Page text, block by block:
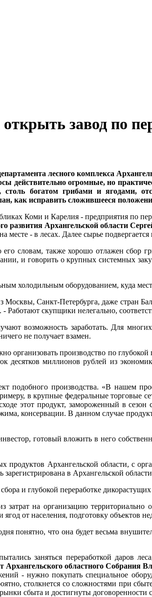
завод по
лесного комплекса
действительно огромные, но
богатом грибами и ягодами,
как исправить сложившееся
Коми и Карелия - предприятия по
развития Архангельской области
месте - в лесах. Далее сырье
его словам, также хорошо отлажен сбор
и говорить о крупных системных
холодильным оборудованием, куда
Санкт-Петербурга, даже стран
. - Работают скупщики нелегально,
возможность заработать. Для
не получает взамен.
организовать производство по
десятков миллионов рублей из
подобного производства. «В нашем
в крупные федеральные
этот продукт, замороженный в
консервации. В данном случае
готовый вложить в него
Архангельской области, с
в Архангельской
и глубокой переработке
затрат на организацию
ягод от населения, подготовку
понятно, что она будет весьма
заняться переработкой
Архангельского областного
- нужно покупать специальное
столкнется со сложностями при
сбыта и достигнуты